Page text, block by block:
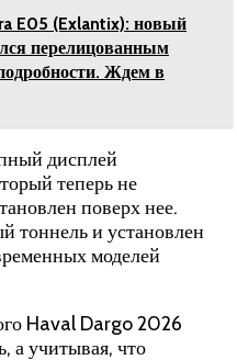
E05 (Exlantix): новый
перелицованным
Ждем в
дисплей
теперь не
поверх нее.
тоннель и установлен
моделей
Haval Dargo 2026
а учитывая, что